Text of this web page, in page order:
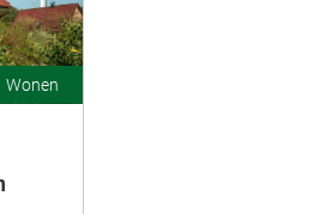
Wonen